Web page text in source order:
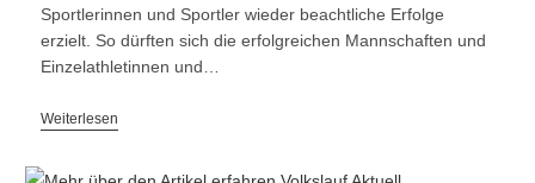
Sportlerinnen und Sportler wieder beachtliche Erfolge
erzielt. So dürften sich die erfolgreichen Mannschaften und
Einzelathletinnen und…
Weiterlesen